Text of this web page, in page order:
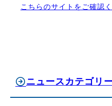
こちらのサイトをご確認
ニュースカテゴリ